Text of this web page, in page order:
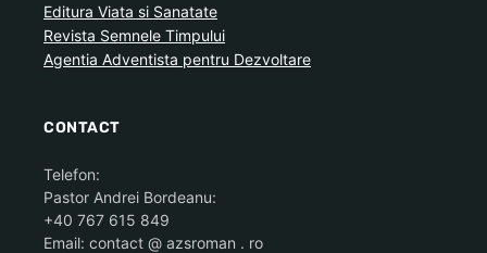
Editura Viata si Sanatate
Revista Semnele Timpului
Agentia Adventista pentru Dezvoltare
CONTACT
Telefon:
Pastor Andrei Bordeanu:
+40 767 615 849
Email: contact @ azsroman . ro